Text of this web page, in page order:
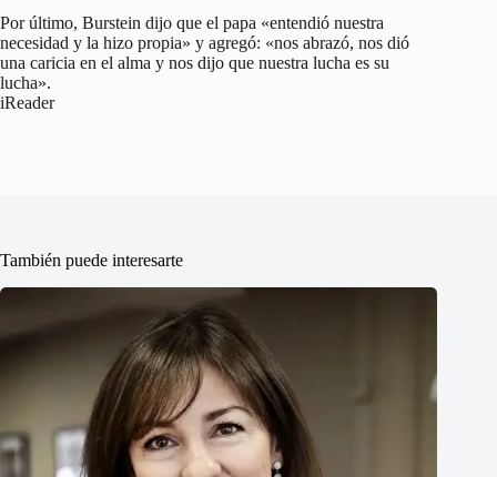
Por último, Burstein dijo que el papa «entendió nuestra
necesidad y la hizo propia» y agregó: «nos abrazó, nos dió
una caricia en el alma y nos dijo que nuestra lucha es su
lucha».
iReader
También puede interesarte